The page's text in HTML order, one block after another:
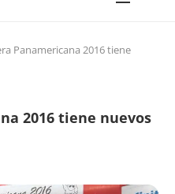
Panamericana 2016 tiene
2016 tiene nuevos